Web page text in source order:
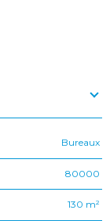
Bureaux
80000
130 m²